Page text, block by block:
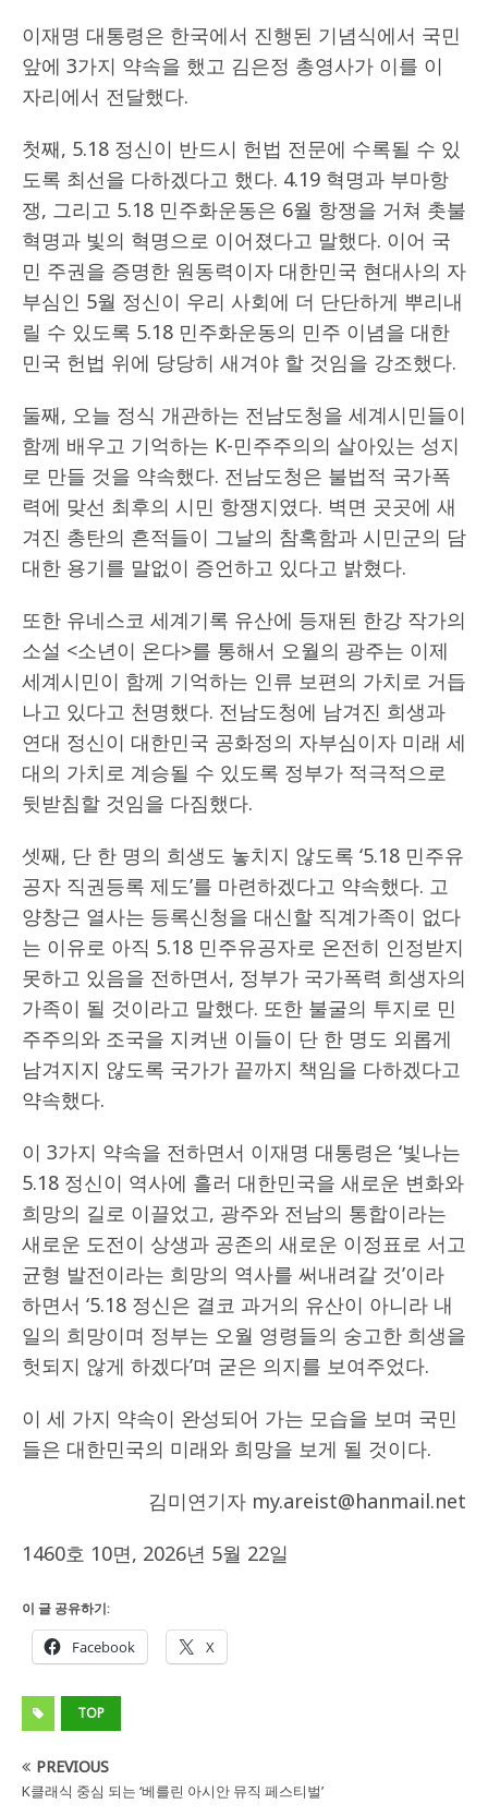
이재명 대통령은 한국에서 진행된 기념식에서 국민
앞에 3가지 약속을 했고 김은정 총영사가 이를 이
자리에서 전달했다.
첫째, 5.18 정신이 반드시 헌법 전문에 수록될 수 있
도록 최선을 다하겠다고 했다. 4.19 혁명과 부마항
쟁, 그리고 5.18 민주화운동은 6월 항쟁을 거쳐 촛불
혁명과 빛의 혁명으로 이어졌다고 말했다. 이어 국
민 주권을 증명한 원동력이자 대한민국 현대사의 자
부심인 5월 정신이 우리 사회에 더 단단하게 뿌리내
릴 수 있도록 5.18 민주화운동의 민주 이념을 대한
민국 헌법 위에 당당히 새겨야 할 것임을 강조했다.
둘째, 오늘 정식 개관하는 전남도청을 세계시민들이
함께 배우고 기억하는 K-민주주의의 살아있는 성지
로 만들 것을 약속했다. 전남도청은 불법적 국가폭
력에 맞선 최후의 시민 항쟁지였다. 벽면 곳곳에 새
겨진 총탄의 흔적들이 그날의 참혹함과 시민군의 담
대한 용기를 말없이 증언하고 있다고 밝혔다.
또한 유네스코 세계기록 유산에 등재된 한강 작가의
소설 <소년이 온다>를 통해서 오월의 광주는 이제
세계시민이 함께 기억하는 인류 보편의 가치로 거듭
나고 있다고 천명했다. 전남도청에 남겨진 희생과
연대 정신이 대한민국 공화정의 자부심이자 미래 세
대의 가치로 계승될 수 있도록 정부가 적극적으로
뒷받침할 것임을 다짐했다.
셋째, 단 한 명의 희생도 놓치지 않도록 ‘5.18 민주유
공자 직권등록 제도’를 마련하겠다고 약속했다. 고
양창근 열사는 등록신청을 대신할 직계가족이 없다
는 이유로 아직 5.18 민주유공자로 온전히 인정받지
못하고 있음을 전하면서, 정부가 국가폭력 희생자의
가족이 될 것이라고 말했다. 또한 불굴의 투지로 민
주주의와 조국을 지켜낸 이들이 단 한 명도 외롭게
남겨지지 않도록 국가가 끝까지 책임을 다하겠다고
약속했다.
이 3가지 약속을 전하면서 이재명 대통령은 ‘빛나는
5.18 정신이 역사에 흘러 대한민국을 새로운 변화와
희망의 길로 이끌었고, 광주와 전남의 통합이라는
새로운 도전이 상생과 공존의 새로운 이정표로 서고
균형 발전이라는 희망의 역사를 써내려갈 것’이라
하면서 ‘5.18 정신은 결코 과거의 유산이 아니라 내
일의 희망이며 정부는 오월 영령들의 숭고한 희생을
헛되지 않게 하겠다’며 굳은 의지를 보여주었다.
이 세 가지 약속이 완성되어 가는 모습을 보며 국민
들은 대한민국의 미래와 희망을 보게 될 것이다.
김미연기자 my.areist@hanmail.net
1460호 10면, 2026년 5월 22일
이 글 공유하기:
Facebook X
TOP
PREVIOUS
K클래식 중심 되는 ‘베를린 아시안 뮤직 페스티벌’